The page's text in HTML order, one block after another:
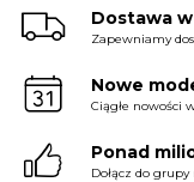
Dostawa
Zapewniamy
Nowe
Ciągłe nowości
Ponad
Dołącz do